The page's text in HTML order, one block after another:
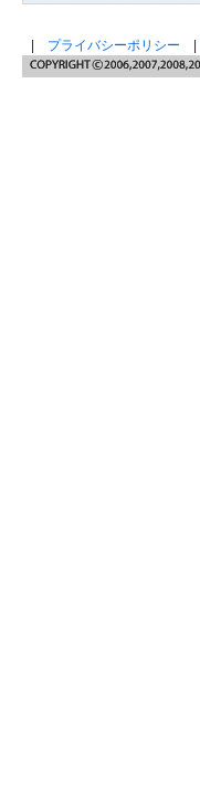
プライバシーポリシー